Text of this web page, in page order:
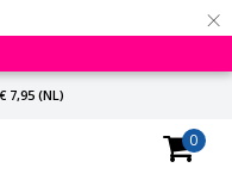
×
7,95 (NL)
VANAF € 65,- 0